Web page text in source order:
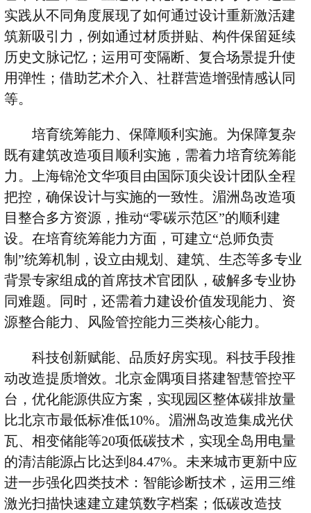
实践从不同角度展现了如何通过设计重新激活建
筑新吸引力，例如通过材质拼贴、构件保留延续
历史文脉记忆；运用可变隔断、复合场景提升使
用弹性；借助艺术介入、社群营造增强情感认同
等。
培育统筹能力、保障顺利实施。为保障复杂
既有建筑改造项目顺利实施，需着力培育统筹能
力。上海锦沧文华项目由国际顶尖设计团队全程
把控，确保设计与实施的一致性。湄洲岛改造项
目整合多方资源，推动“零碳示范区”的顺利建
设。在培育统筹能力方面，可建立“总师负责
制”统筹机制，设立由规划、建筑、生态等多专业
背景专家组成的首席技术官团队，破解多专业协
同难题。同时，还需着力建设价值发现能力、资
源整合能力、风险管控能力三类核心能力。
科技创新赋能、品质好房实现。科技手段推
动改造提质增效。北京金隅项目搭建智慧管控平
台，优化能源供应方案，实现园区整体碳排放量
比北京市最低标准低10%。湄洲岛改造集成光伏
瓦、相变储能等20项低碳技术，实现全岛用电量
的清洁能源占比达到 84.47%。未来城市更新中应
进一步强化四类技术：智能诊断技术，运用三维
激光扫描快速建立建筑数字档案；低碳改造技